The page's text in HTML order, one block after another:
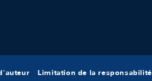
Limitation de la responsabilité